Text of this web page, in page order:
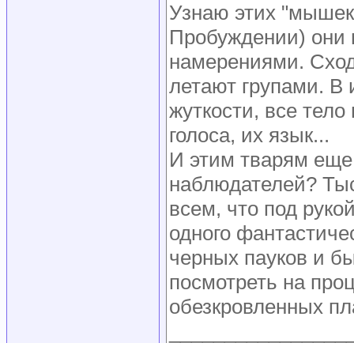
Узнаю этих
Пробуждении) они
намерениями.
летают групами. В
жуткости, все
голоса, их язык...
И этим тварям
наблюдателей?
всем, что под
одного
черных пауков и
посмотреть на
обезкровленных